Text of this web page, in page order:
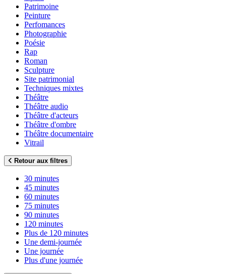
Patrimoine
Peinture
Perfomances
Photographie
Poésie
Rap
Roman
Sculpture
Site patrimonial
Techniques mixtes
Théâtre
Théâtre audio
Théâtre d'acteurs
Théâtre d'ombre
Théâtre documentaire
Vitrail
Retour aux filtres
30 minutes
45 minutes
60 minutes
75 minutes
90 minutes
120 minutes
Plus de 120 minutes
Une demi-journée
Une journée
Plus d'une journée